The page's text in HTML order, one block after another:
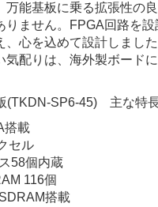
万能基板に乗る拡張性の
りません。FPGA回路を
、心を込めて設計しまし
気配りは、海外製ボード
(TKDN-SP6-45) 主な特長
搭載
セル
58個内蔵
116個
搭載